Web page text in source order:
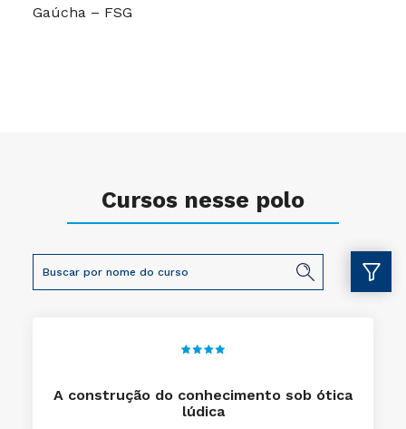
Gaúcha – FSG
Cursos nesse polo
A construção do conhecimento sob ótica
lúdica